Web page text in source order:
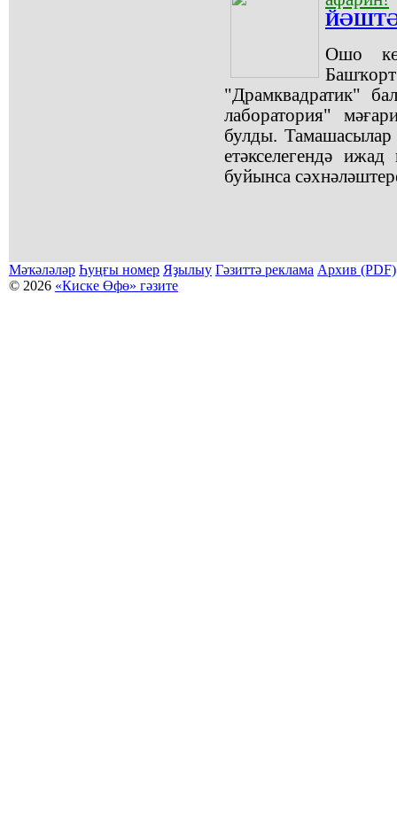
Ошо
"Драмквадратик"
лаборатория"
булды.
етәкселегендә
буйынса
Мәҡәләләр Һуңғы номер Яҙылыу Гәзиттә реклама Архив (PDF)
© 2026 «Киске Өфө» гәзите